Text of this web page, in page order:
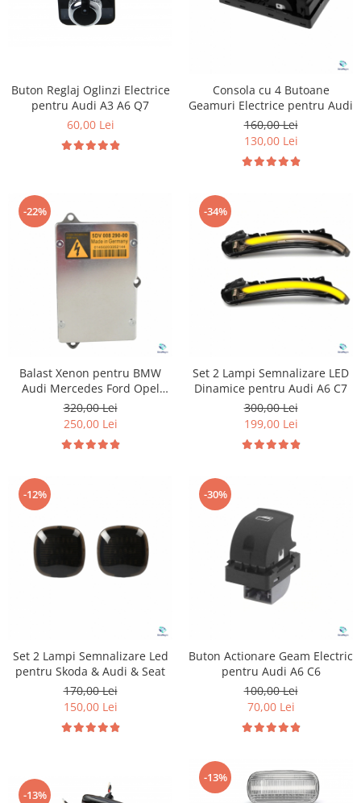
Buton Reglaj Oglinzi Electrice
pentru Audi A3 A6 Q7
60,00 Lei
Consola cu 4 Butoane
Geamuri Electrice pentru Audi
160,00 Lei
130,00 Lei
-22%
Balast Xenon pentru BMW
Audi Mercedes Ford Opel
Jaguar Skoda Saab Land Rover
Volkswagen
320,00 Lei
250,00 Lei
-34%
Set 2 Lampi Semnalizare LED
Dinamice pentru Audi A6 C7
300,00 Lei
199,00 Lei
-12%
Set 2 Lampi Semnalizare Led
pentru Skoda & Audi & Seat
170,00 Lei
150,00 Lei
-30%
Buton Actionare Geam Electric
pentru Audi A6 C6
100,00 Lei
70,00 Lei
-13%
-13%